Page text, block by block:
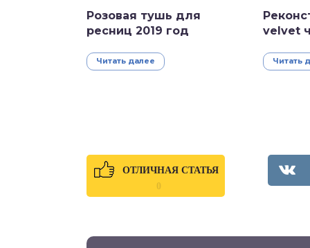
Розовая тушь для
ресниц 2019 год
Читать далее
velvet
Читать
ОТЛИЧНАЯ СТАТЬЯ
0